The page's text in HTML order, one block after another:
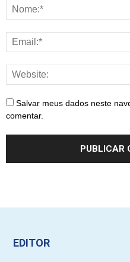
Salvar meus dados neste
comentar.
EDITOR